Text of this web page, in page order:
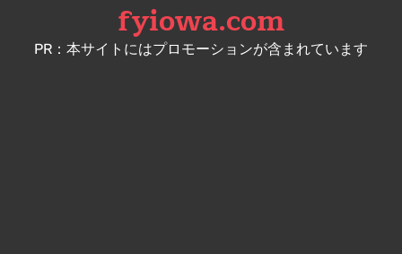
content
fyiowa.com
PR：本サイトにはプロモーションが含まれています